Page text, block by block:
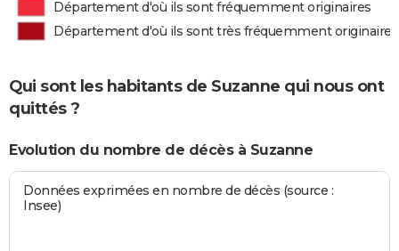
Département d'où ils sont fréquemment originaires
Département d'où ils sont très fréquemment originaires
Qui sont les habitants de Suzanne qui nous ont
quittés ?
Evolution du nombre de décès à Suzanne
Données exprimées en nombre de décès (source :
Insee)